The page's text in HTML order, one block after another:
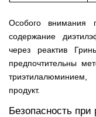
Особого внимания
содержание
через реактив
предпочтительны
продукт.
Безопасность при